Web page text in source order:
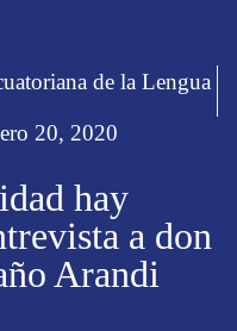
de la Lengua
20, 2020
hay
a don
Arandi